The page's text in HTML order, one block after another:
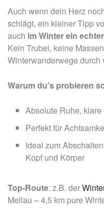
Auch wenn dein Herz
schlägt, ein kleiner Tipp
auch im Winter ein
Kein Trubel, keine
Winterwanderwege durch
Warum du’s probieren
Absolute Ruhe,
Perfekt für
Ideal zum
Kopf und Körper
Top-Route: z.B. der
Mellau – 4,5 km pure